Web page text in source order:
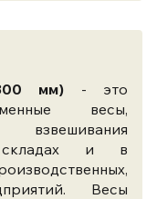
мм) - это
весы,
складах и в
Весы